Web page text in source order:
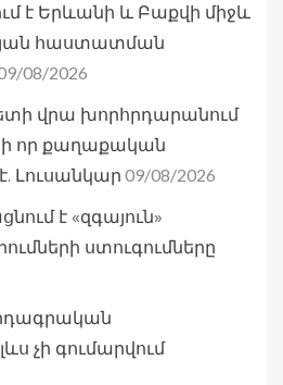
է Երևանի և Բաքվի միջև
հաստատման
08/2026
վրա խորհրդարանում
որ քաղաքական
Լուսանկար 09/08/2026
է «զգայուն»
ստուգումները
չի գումարվում